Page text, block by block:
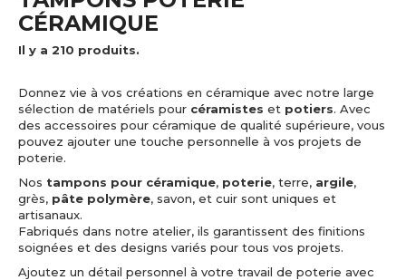
CÉRAMIQUE
Il y a 210 produits.
Donnez vie à vos créations en céramique avec notre large
sélection de matériels pour céramistes et potiers. Avec
des accessoires pour céramique de qualité supérieure, vous
pouvez ajouter une touche personnelle à vos projets de
poterie.
Nos tampons pour céramique, poterie, terre, argile,
grès, pâte polymère, savon, et cuir sont uniques et
artisanaux.
Fabriqués dans notre atelier, ils garantissent des finitions
soignées et des designs variés pour tous vos projets.
Ajoutez un détail personnel à votre travail de poterie avec